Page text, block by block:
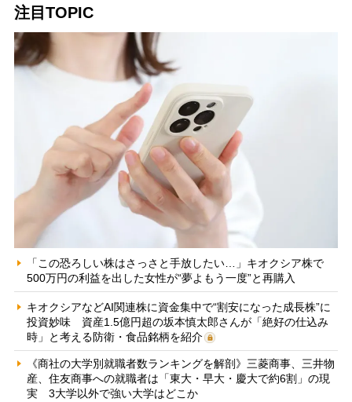
注目TOPIC
「この恐ろしい株はさっさと手放したい…」キオクシア株で
500万円の利益を出した女性が“夢よもう一度”と再購入
キオクシアなどAI関連株に資金集中で“割安になった成長株”に
投資妙味 資産1.5億円超の坂本慎太郎さんが「絶好の仕込み
時」と考える防衛・食品銘柄を紹介
《商社の大学別就職者数ランキングを解剖》三菱商事、三井物
産、住友商事への就職者は「東大・早大・慶大で約6割」の現
実 3大学以外で強い大学はどこか